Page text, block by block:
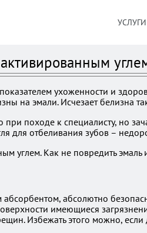
УСЛУГИ
ухоженности и
на эмали. Исчезает белизна
походе к специалисту, но
для отбеливания зубов –
абсолютно
имеющиеся
Избежать этого можно,